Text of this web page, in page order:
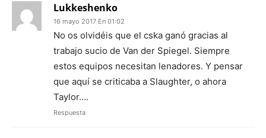
Lukkeshenko
16 mayo 2017 En 01:02
No os olvidéis que el cska ganó gracias al
trabajo sucio de Van der Spiegel. Siempre
estos equipos necesitan lenadores. Y pensar
que aquí se criticaba a Slaughter, o ahora
Taylor….
Respuesta